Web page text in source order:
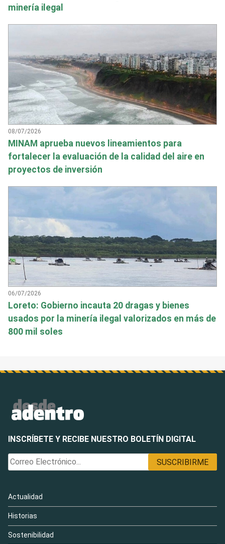
minería ilegal
08/07/2026
MINAM aprueba nuevos lineamientos para
fortalecer la evaluación de la calidad del aire en
proyectos de inversión
06/07/2026
Loreto: Gobierno incauta 20 dragas y bienes
usados por la minería ilegal valorizados en más de
800 mil soles
INSCRÍBETE Y RECIBE NUESTRO BOLETÍN DIGITAL
Actualidad
Historias
Sostenibilidad